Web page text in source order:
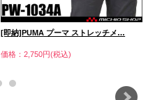
[即納]PUMA プーマ ストレッチメ…
価格：2,750円(税込)